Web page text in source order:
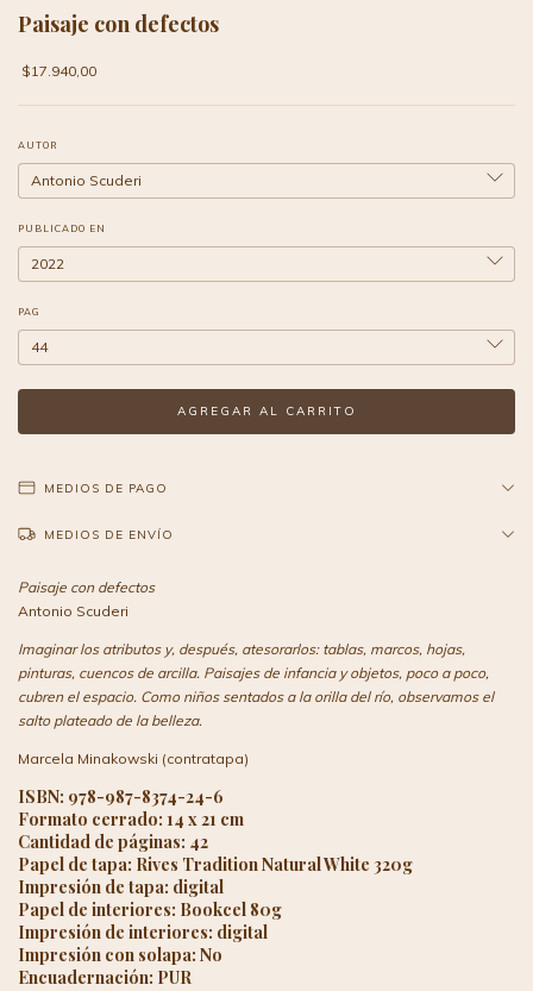
Paisaje con defectos
$17.940,00
AUTOR
PUBLICADO EN
PAG
MEDIOS DE PAGO
MEDIOS DE ENVÍO
Paisaje con defectos
Antonio Scuderi
Imaginar los atributos y, después, atesorarlos: tablas, marcos, hojas,
pinturas, cuencos de arcilla. Paisajes de infancia y objetos, poco a poco,
cubren el espacio. Como niños sentados a la orilla del río, observamos el
salto plateado de la belleza.
Marcela Minakowski (contratapa)
ISBN: 978-987-8374-24-6
Formato cerrado: 14 x 21 cm
Cantidad de páginas: 42
Papel de tapa: Rives Tradition Natural White 320g
Impresión de tapa: digital
Papel de interiores: Bookcel 80g
Impresión de interiores: digital
Impresión con solapa: No
Encuadernación: PUR